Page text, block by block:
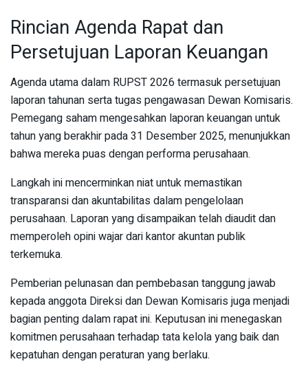
Rincian Agenda Rapat dan
Persetujuan Laporan Keuangan
Agenda utama dalam RUPST 2026 termasuk persetujuan
laporan tahunan serta tugas pengawasan Dewan Komisaris.
Pemegang saham mengesahkan laporan keuangan untuk
tahun yang berakhir pada 31 Desember 2025, menunjukkan
bahwa mereka puas dengan performa perusahaan.
Langkah ini mencerminkan niat untuk memastikan
transparansi dan akuntabilitas dalam pengelolaan
perusahaan. Laporan yang disampaikan telah diaudit dan
memperoleh opini wajar dari kantor akuntan publik
terkemuka.
Pemberian pelunasan dan pembebasan tanggung jawab
kepada anggota Direksi dan Dewan Komisaris juga menjadi
bagian penting dalam rapat ini. Keputusan ini menegaskan
komitmen perusahaan terhadap tata kelola yang baik dan
kepatuhan dengan peraturan yang berlaku.